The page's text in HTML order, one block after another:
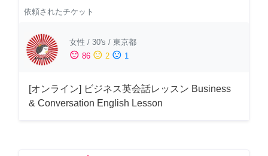
依頼されたチケット
女性 / 30's / 東京都
sentiment_satisfied 86 sentiment_neutral 2 sentiment_dissatisfied 1
[オンライン] ビジネス英会話レッスン Business
& Conversation English Lesson